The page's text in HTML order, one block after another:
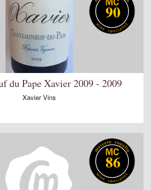
90
du Pape Xavier 2009 - 2009
Xavier Vins
86